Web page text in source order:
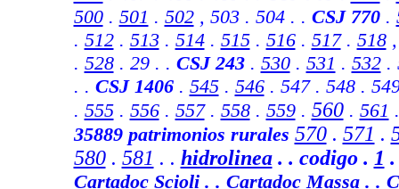
500. 501 . 502, 503 . 504 . . CSJ 770 .
. 512. 513. 514. 515. 516. 517. 518
. 528. 29 . . CSJ 243 . 530. 531 . 532.
. . CSJ 1406. 545. 546. 547 . 548 .
. 555. 556. 557. 558. 559. 560. 561
35889patrimonios rurales 570. 571 .
580. 581 . . hidrolinea. . codigo . 1
Cartadoc Scioli. . Cartadoc Massa. .